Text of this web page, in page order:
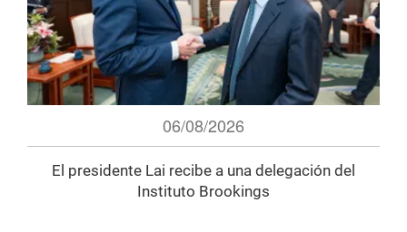
06/08/2026
El presidente Lai recibe a una delegación del
Instituto Brookings